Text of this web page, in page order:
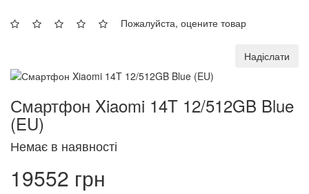
Пожалуйста, оцените товар
Надіслати
Смартфон Xiaomi 14T 12/512GB Blue
(EU)
Немає в наявності
19552 грн